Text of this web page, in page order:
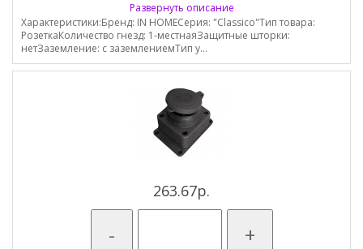
Развернуть описание
Характеристики:Бренд: IN HOMEСерия: "Classico"Тип товара:
РозеткаКоличество гнезд: 1-местнаяЗащитные шторки:
нетЗаземление: с заземлениемТип у...
263.67р.
- +